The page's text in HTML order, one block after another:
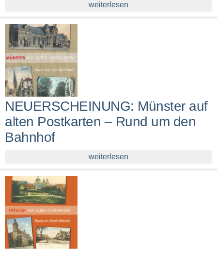
weiterlesen
NEUERSCHEINUNG: Münster auf
alten Postkarten – Rund um den
Bahnhof
weiterlesen